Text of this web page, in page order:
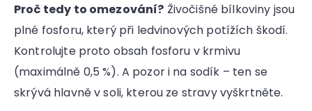
Proč tedy to omezování? Živočišné bílkoviny jsou
plné fosforu, který při ledvinových potížích škodí.
Kontrolujte proto obsah fosforu v krmivu
(maximálně 0,5 %). A pozor i na sodík – ten se
skrývá hlavně v soli, kterou ze stravy vyškrtněte.
HLEDAT